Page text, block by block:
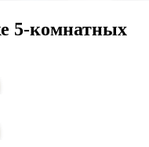
5-комнатных